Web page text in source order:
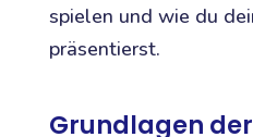
spielen und wie du
präsentierst.
Grundlagen der